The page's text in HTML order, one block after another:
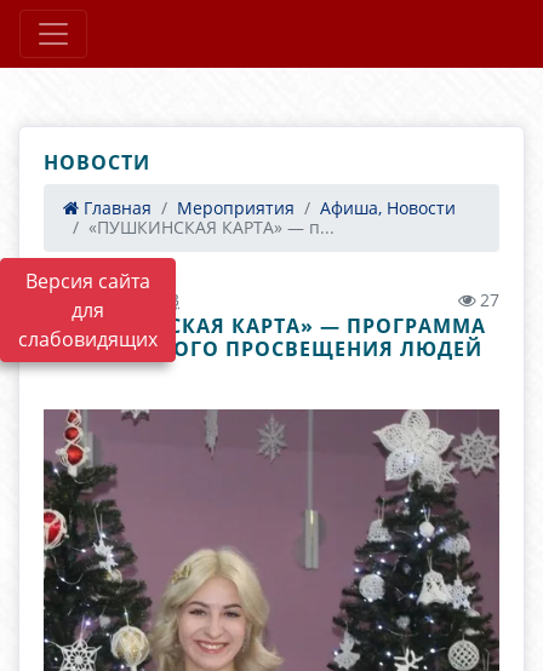
Версия сайта
для
слабовидящих
НОВОСТИ
Главная Мероприятия
Афиша, Новости
«ПУШКИНСКАЯ КАРТА» — п...
25.01.2025 05:23 27
«ПУШКИНСКАЯ КАРТА» — ПРОГРАММА
КУЛЬТУРНОГО ПРОСВЕЩЕНИЯ ЛЮДЕЙ